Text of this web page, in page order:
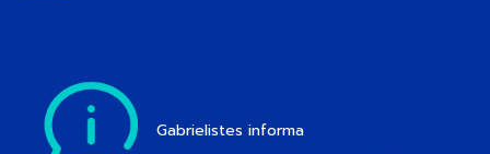
Gabrielistes informa